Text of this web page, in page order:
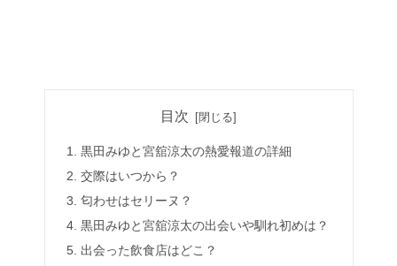
目次
黒田みゆと宮舘涼太の熱愛報道の詳細
交際はいつから？
匂わせはセリーヌ？
黒田みゆと宮舘涼太の出会いや馴れ初めは？
出会った飲食店はどこ？